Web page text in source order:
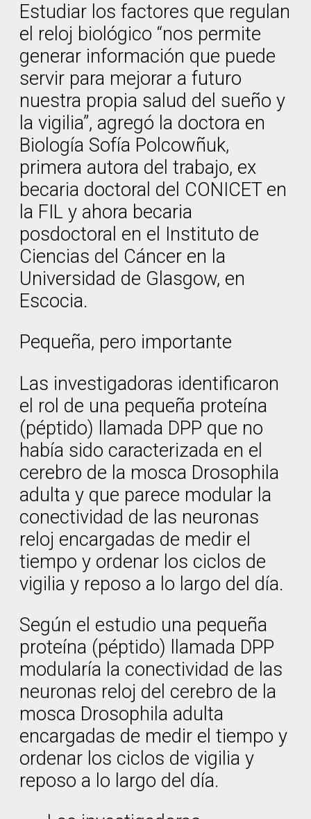
Estudiar los factores que regulan
el reloj biológico “nos permite
generar información que puede
servir para mejorar a futuro
nuestra propia salud del sueño y
la vigilia”, agregó la doctora en
Biología Sofía Polcowñuk,
primera autora del trabajo, ex
becaria doctoral del CONICET en
la FIL y ahora becaria
posdoctoral en el Instituto de
Ciencias del Cáncer en la
Universidad de Glasgow, en
Escocia.
Pequeña, pero importante
Las investigadoras identificaron
el rol de una pequeña proteína
(péptido) llamada DPP que no
había sido caracterizada en el
cerebro de la mosca Drosophila
adulta y que parece modular la
conectividad de las neuronas
reloj encargadas de medir el
tiempo y ordenar los ciclos de
vigilia y reposo a lo largo del día.
Según el estudio una pequeña
proteína (péptido) llamada DPP
modularía la conectividad de las
neuronas reloj del cerebro de la
mosca Drosophila adulta
encargadas de medir el tiempo y
ordenar los ciclos de vigilia y
reposo a lo largo del día.